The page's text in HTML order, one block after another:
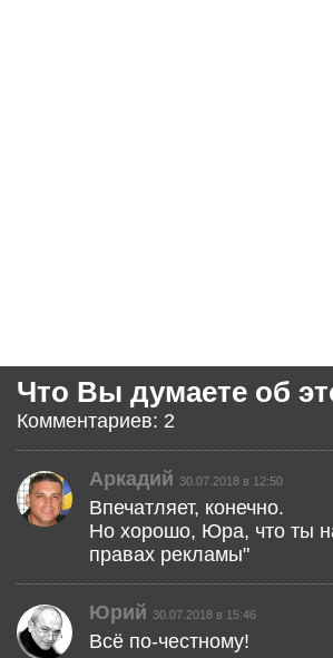
Что Вы думаете об
Комментариев: 2
Аркадий 30.07.2018 в 12:50
Впечатляет, конечно.
Но хорошо, Юра, что ты
правах рекламы"
Юрий 30.07.2018 в 15:46
Всё по-честному!